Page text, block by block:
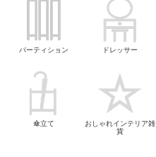
パーティション ドレッサー
傘立て
おしゃれインテリア雑
貨